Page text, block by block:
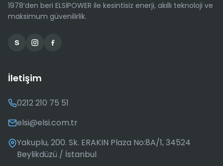
1978’den beri ELSİPOWER ile kesintisiz enerji, akıllı teknoloji ve
maksimum güvenilirlik.
İletişim
0212 210 75 51
elsi@elsi.com.tr
Yakuplu, 200. Sk. ERAKIN Plaza No:8A/1, 34524
Beylikdüzü / İstanbul